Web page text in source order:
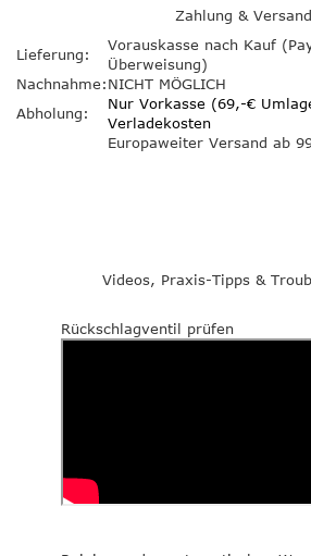
Zahlung & Versand
Lieferung:
Vorauskasse nach Kauf
Überweisung)
Nachnahme:NICHT MÖGLICH
Abholung:
Nur Vorkasse (69,-€
Verladekosten
Europaweiter Versand ab
Videos, Praxis-Tipps &
Rückschlagventil prüfen